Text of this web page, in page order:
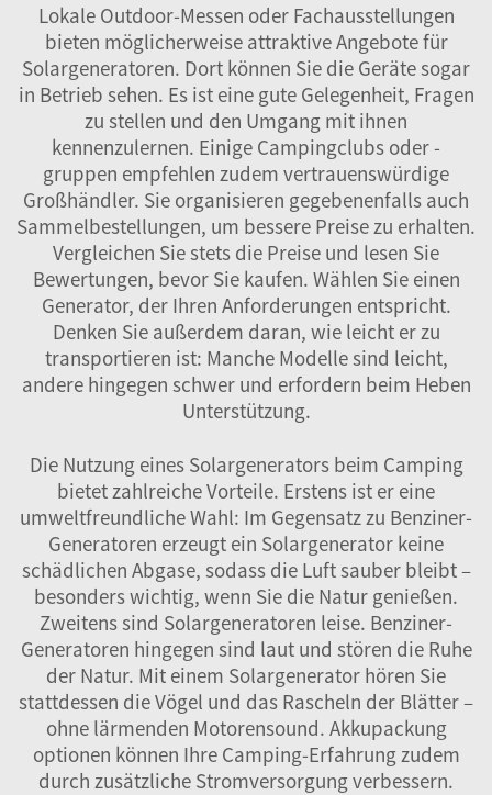
Lokale Outdoor-Messen oder Fachausstellungen
bieten möglicherweise attraktive Angebote für
Solargeneratoren. Dort können Sie die Geräte sogar
in Betrieb sehen. Es ist eine gute Gelegenheit, Fragen
zu stellen und den Umgang mit ihnen
kennenzulernen. Einige Campingclubs oder -
gruppen empfehlen zudem vertrauenswürdige
Großhändler. Sie organisieren gegebenenfalls auch
Sammelbestellungen, um bessere Preise zu erhalten.
Vergleichen Sie stets die Preise und lesen Sie
Bewertungen, bevor Sie kaufen. Wählen Sie einen
Generator, der Ihren Anforderungen entspricht.
Denken Sie außerdem daran, wie leicht er zu
transportieren ist: Manche Modelle sind leicht,
andere hingegen schwer und erfordern beim Heben
Unterstützung.
Die Nutzung eines Solargenerators beim Camping
bietet zahlreiche Vorteile. Erstens ist er eine
umweltfreundliche Wahl: Im Gegensatz zu Benziner-
Generatoren erzeugt ein Solargenerator keine
schädlichen Abgase, sodass die Luft sauber bleibt –
besonders wichtig, wenn Sie die Natur genießen.
Zweitens sind Solargeneratoren leise. Benziner-
Generatoren hingegen sind laut und stören die Ruhe
der Natur. Mit einem Solargenerator hören Sie
stattdessen die Vögel und das Rascheln der Blätter –
ohne lärmenden Motorensound. Akkupackung
optionen können Ihre Camping-Erfahrung zudem
durch zusätzliche Stromversorgung verbessern.